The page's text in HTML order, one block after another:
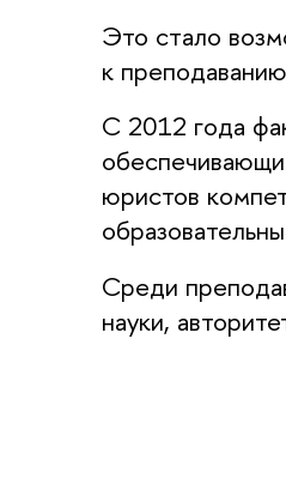
Это стало
к
С 2012 года
юристов
Среди
науки,